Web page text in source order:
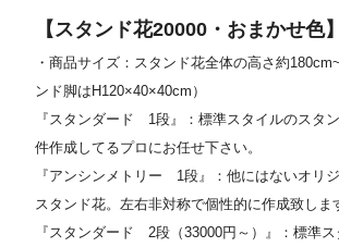
【スタンド花20000・おまかせ色】
・商品サイズ：スタンド花全体の高さ約
ンド脚はH120×40×40cm）
『スタンダード 1段』：標準スタイルのスタ
件作成してるプロにお任せ下さい。
『アンシンメトリー 1段』：他にはないオリ
スタンド花。左右非対称で個性的に作成致しま
『スタンダード 2段（33000円～）』：標準ス